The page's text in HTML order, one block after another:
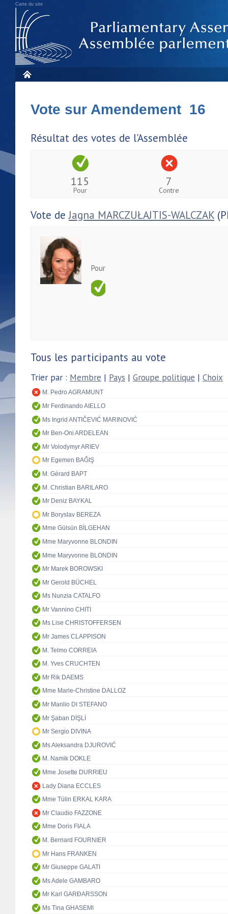
Carte du site
Vote sur Amendement 16
Résultat des votes de l'Assemblée
115
Pour
7
Contre
Vote deJagna MARCZUŁAJTIS-WALCZAK
Pour
Tous les participants au vote
Trier par : Membre | Pays | Groupe politique | Choix
M. Pedro AGRAMUNT
Mr Ferdinando AIELLO
Ms Ingrid ANTIČEVIĆ MARINOVIĆ
Mr Ben-Oni ARDELEAN
Mr Volodymyr ARIEV
Mr Egemen BAĞIŞ
M. Gérard BAPT
M. Christian BARILARO
Mr Deniz BAYKAL
Mr Boryslav BEREZA
Mme Gülsün BİLGEHAN
Mme Maryvonne BLONDIN
Mme Maryvonne BLONDIN
Mr Marek BOROWSKI
Mr Gerold BÜCHEL
Ms Nunzia CATALFO
Mr Vannino CHITI
Ms Lise CHRISTOFFERSEN
Mr James CLAPPISON
M. Telmo CORREIA
M. Yves CRUCHTEN
Mr Rik DAEMS
Mme Marie-Christine DALLOZ
Mr Manlio DI STEFANO
Mr Şaban DİŞLİ
Mr Sergio DIVINA
Ms Aleksandra DJUROVIĆ
M. Namik DOKLE
Mme Josette DURRIEU
Lady Diana ECCLES
Mme Tülin ERKAL KARA
Mr Claudio FAZZONE
Mme Doris FIALA
M. Bernard FOURNIER
Mr Hans FRANKEN
Mr Giuseppe GALATI
Ms Adele GAMBARO
Mr Karl GARÐARSSON
Ms Tina GHASEMI